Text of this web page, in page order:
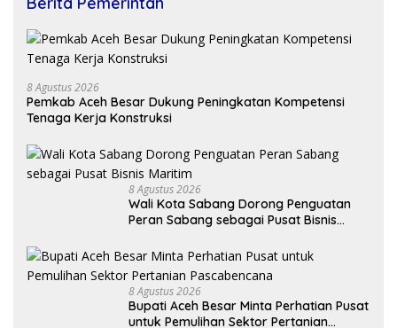
8 Agustus 2026
Pemkab Aceh Besar Dukung Peningkatan Kompetensi
Tenaga Kerja Konstruksi
8 Agustus 2026
Wali Kota Sabang Dorong Penguatan
Peran Sabang sebagai Pusat Bisnis
8 Agustus 2026
Bupati Aceh Besar Minta Perhatian Pusat
untuk Pemulihan Sektor Pertanian